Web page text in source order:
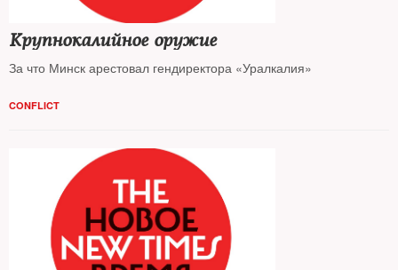
Крупнокалийное оружие
За что Минск арестовал гендиректора «Уралкалия»
CONFLICT